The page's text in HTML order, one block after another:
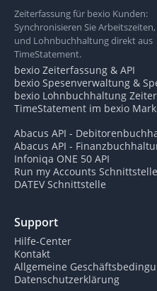
Zeiterfassung für bexio Kunden:
Synchronisieren Sie
und Lohnbuchhaltung direkt aus
TimeStatement.
bexio Zeiterfassung & API
bexio Spesenverwaltung &
bexio Lohnbuchhaltung
TimeStatement im bexio
Abacus API -
Abacus API -
Infoniqa ONE 50 API
Run my Accounts Schnittstelle
DATEV Schnittstelle
Support
Hilfe-Center
Kontakt
Allgemeine
Datenschutzerklärung